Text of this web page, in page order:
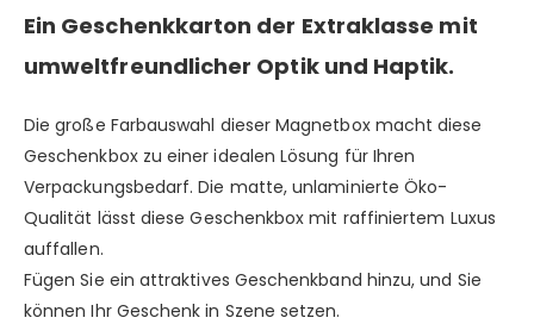
Ein Geschenkkarton der Extraklasse mit
umweltfreundlicher Optik und Haptik.
Die große Farbauswahl dieser Magnetbox macht diese
Geschenkbox zu einer idealen Lösung für Ihren
Verpackungsbedarf. Die matte, unlaminierte Öko-
Qualität lässt diese Geschenkbox mit raffiniertem Luxus
auffallen.
Fügen Sie ein attraktives Geschenkband hinzu, und Sie
können Ihr Geschenk in Szene setzen.